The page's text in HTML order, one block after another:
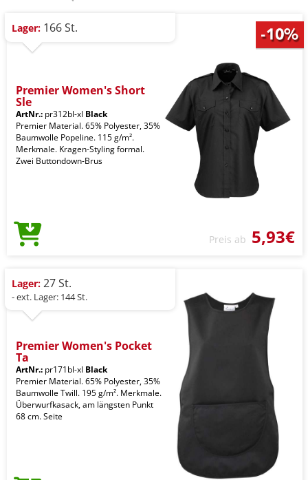
Lager: 166 St.
Premier Women's Short
Sle
ArtNr.: pr312bl-xl Black
Premier Material. 65% Polyester, 35%
Baumwolle Popeline. 115 g/m².
Merkmale. Kragen-Styling formal.
Zwei Buttondown-Brus
Preis ab 5,93€
Lager: 27 St.
- ext. Lager: 144 St.
Premier Women's Pocket
Ta
ArtNr.: pr171bl-xl Black
Premier Material. 65% Polyester, 35%
Baumwolle Twill. 195 g/m². Merkmale.
Überwurfkasack, am längsten Punkt
68 cm. Seite